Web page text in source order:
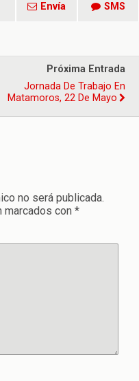
Envía SMS
Próxima Entrada
Jornada De Trabajo En
Matamoros, 22 De Mayo
no será publicada.
con *